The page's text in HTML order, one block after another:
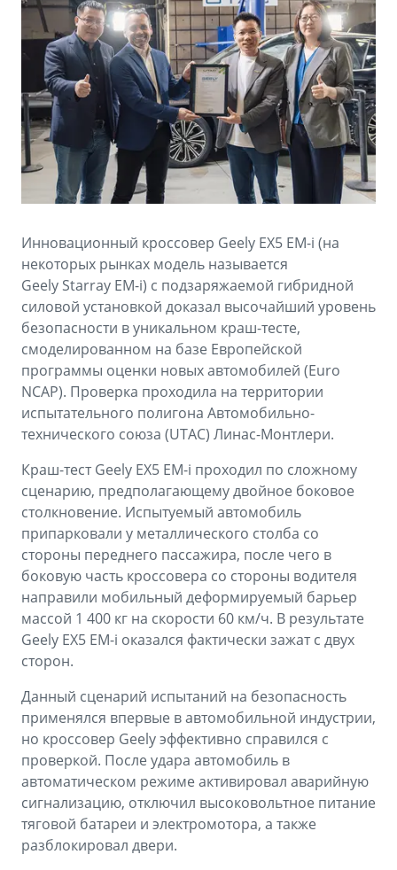
MONJARO
от 4 349 990 ₽*
PREFACE
от 3 079 990 ₽*
Аксессуары
ФИНАНСЫ И УСЛУГИ
Автокредит
Расчет КАСКО
Страхование
GEELY Лизинг
Советы по эксплуатации
Спецпредложения
ПОДДЕРЖКА
Помощь на дорогах
Гарантия Geely
Сервисная книжка
Вопросы и ответы
Инновационный кроссовер Geely EX5 EM-i (на
некоторых рынках модель называется
Geely Starray EM-i) с подзаряжаемой гибридной
силовой установкой доказал высочайший уровень
безопасности в уникальном краш-тесте,
смоделированном на базе Европейской
программы оценки новых автомобилей (Euro
NCAP). Проверка проходила на территории
испытательного полигона Автомобильно-
технического союза (UTAC) Линас-Монтлери.
Краш-тест Geely EX5 EM-i проходил по сложному
сценарию, предполагающему двойное боковое
столкновение. Испытуемый автомобиль
припарковали у металлического столба со
стороны переднего пассажира, после чего в
боковую часть кроссовера со стороны водителя
направили мобильный деформируемый барьер
массой 1 400 кг на скорости 60 км/ч. В результате
Geely EX5 EM-i оказался фактически зажат с двух
сторон.
Данный сценарий испытаний на безопасность
применялся впервые в автомобильной индустрии,
но кроссовер Geely эффективно справился с
проверкой. После удара автомобиль в
автоматическом режиме активировал аварийную
сигнализацию, отключил высоковольтное питание
тяговой батареи и электромотора, а также
разблокировал двери.